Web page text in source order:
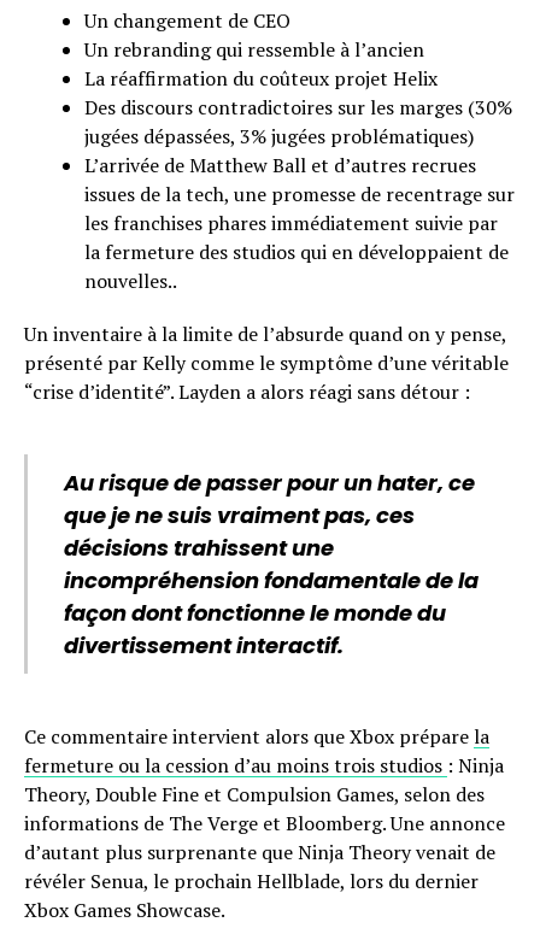
Un changement de CEO
Un rebranding qui ressemble à l’ancien
La réaffirmation du coûteux projet Helix
Des discours contradictoires sur les marges (30%
jugées dépassées, 3% jugées problématiques)
L’arrivée de Matthew Ball et d’autres recrues
issues de la tech, une promesse de recentrage sur
les franchises phares immédiatement suivie par
la fermeture des studios qui en développaient de
nouvelles..
Un inventaire à la limite de l’absurde quand on y pense,
présenté par Kelly comme le symptôme d’une véritable
“crise d’identité”. Layden a alors réagi sans détour :
Au risque de passer pour un hater, ce
que je ne suis vraiment pas, ces
décisions trahissent une
incompréhension fondamentale de la
façon dont fonctionne le monde du
divertissement interactif.
Ce commentaire intervient alors que Xbox préparela
fermeture ou la cession d’au moins trois studios : Ninja
Theory, Double Fine et Compulsion Games, selon des
informations de The Verge et Bloomberg. Une annonce
d’autant plus surprenante que Ninja Theory venait de
révéler Senua, le prochain Hellblade, lors du dernier
Xbox Games Showcase.